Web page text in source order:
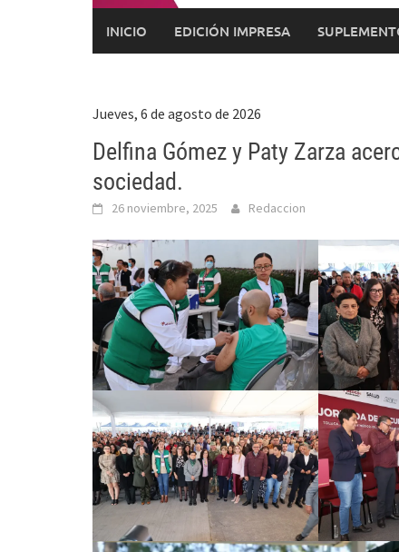
INICIO EDICIÓN IMPRESA
Jueves, 6 de agosto de 2026
Delfina Gómez y Paty Zarza
sociedad.
26 noviembre, 2025 Redaccion